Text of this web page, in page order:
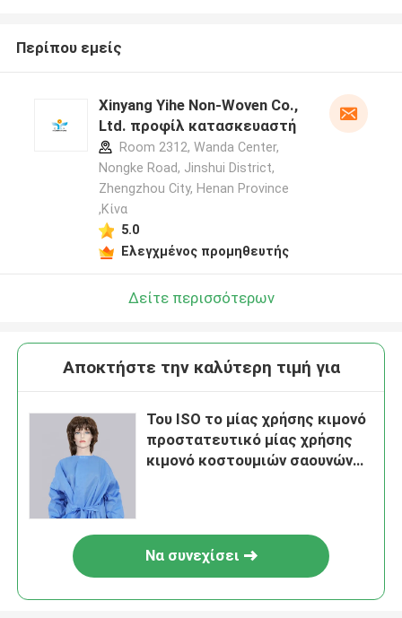
Περίπου εμείς
Xinyang Yihe Non-Woven Co.,
Ltd. προφίλ κατασκευαστή
Room 2312, Wanda Center,
Nongke Road, Jinshui District,
Zhengzhou City, Henan Province
,Κίνα
5.0
Ελεγχμένος προμηθευτής
Δείτε περισσότερων
Αποκτήστε την καλύτερη τιμή για
Του ISO το μίας χρήσης κιμονό
προστατευτικό μίας χρήσης
κιμονό κοστουμιών σαουνών
Να συνεχίσει